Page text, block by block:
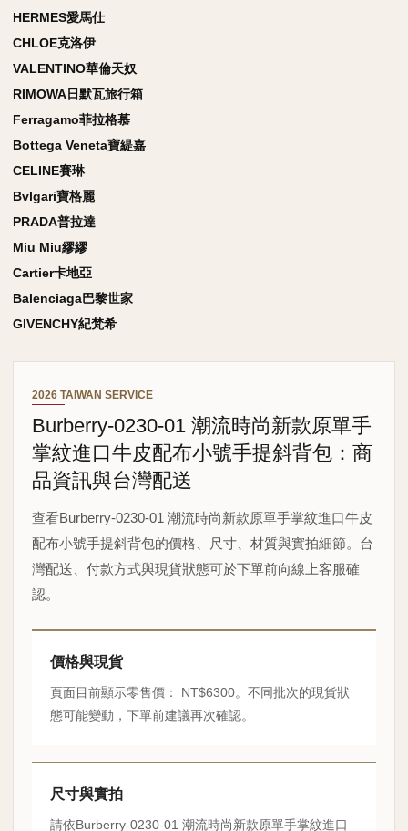
HERMES愛馬仕
CHLOE克洛伊
VALENTINO華倫天奴
RIMOWA日默瓦旅行箱
Ferragamo菲拉格慕
Bottega Veneta寶緹嘉
CELINE賽琳
Bvlgari寶格麗
PRADA普拉達
Miu Miu繆繆
Cartier卡地亞
Balenciaga巴黎世家
GIVENCHY紀梵希
2026 TAIWAN SERVICE
Burberry-0230-01 潮流時尚新款原單手
掌紋進口牛皮配布小號手提斜背包：商
品資訊與台灣配送
查看Burberry-0230-01 潮流時尚新款原單手掌紋進口牛皮
配布小號手提斜背包的價格、尺寸、材質與實拍細節。台
灣配送、付款方式與現貨狀態可於下單前向線上客服確
認。
價格與現貨
頁面目前顯示零售價： NT$6300。不同批次的現貨狀
態可能變動，下單前建議再次確認。
尺寸與實拍
請依Burberry-0230-01 潮流時尚新款原單手掌紋進口